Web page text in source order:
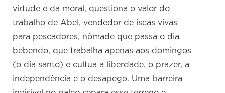
virtude e da moral, questiona o valor do
trabalho de Abel, vendedor de iscas vivas
para pescadores, nômade que passa o dia
bebendo, que trabalha apenas aos domingos
(o dia santo) e cultua a liberdade, o prazer, a
independência e o desapego. Uma barreira